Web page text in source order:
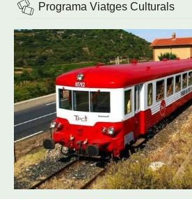
Programa Viatges Culturals